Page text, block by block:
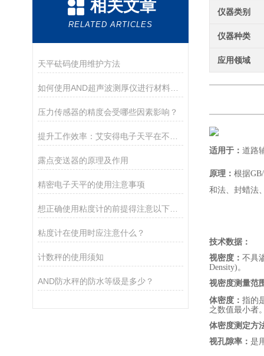
相关文章
RELATED ARTICLES
天平砝码使用维护方法
如何使用AND超声波测厚仪进行材料厚度测量
压力传感器的精度会受哪些因素影响？
露点变送器的原理及作用
精密电子天平的使用注意事项
想正确使用粘度计的前提得注意以下几点
粘度计在使用时应注意什么？
计数秤的使用须知
AND防水秤的防水等级是多少？
仪器类别
仪器种类
应用领域
适用于： 道路
原理： 根据
和法、封蜡法
技术数据：
视密度： 不具
Density)。
视密度测量范
体密度： 指的
之数值最小者
体密度测定方
视孔隙率： 是